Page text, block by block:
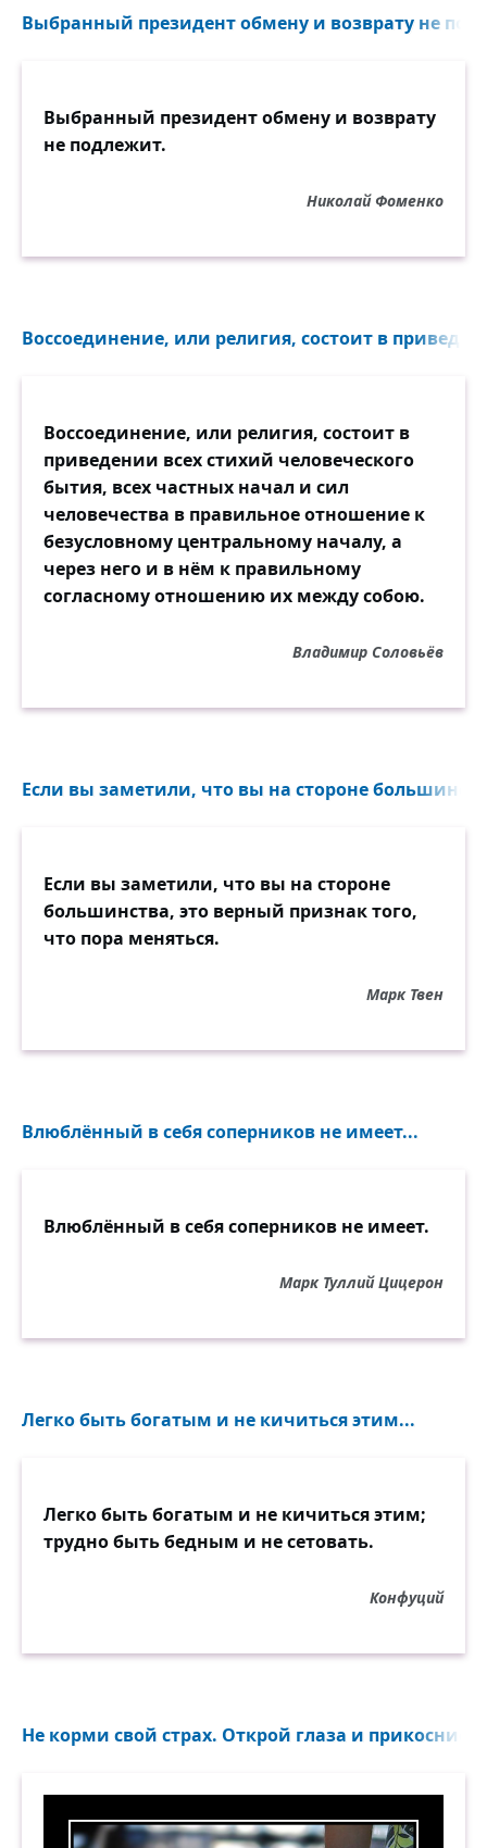
Выбранный президент обмену и возврату не
Выбранный президент обмену и возврату
не подлежит.
Николай Фоменко
Воссоединение, или религия, состоит в
Воссоединение, или религия, состоит в
приведении всех стихий человеческого
бытия, всех частных начал и сил
человечества в правильное отношение к
безусловному центральному началу, а
через него и в нём к правильному
согласному отношению их между собою.
Владимир Соловьёв
Если вы заметили, что вы на стороне
Если вы заметили, что вы на стороне
большинства, это верный признак того,
что пора меняться.
Марк Твен
Влюблённый в себя соперников не имеет...
Влюблённый в себя соперников не имеет.
Марк Туллий Цицерон
Легко быть богатым и не кичиться этим...
Легко быть богатым и не кичиться этим;
трудно быть бедным и не сетовать.
Конфуций
Не корми свой страх. Открой глаза и прикоснись